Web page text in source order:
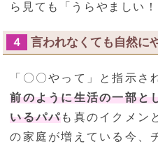
ら見ても「うらやましい
４ 言われなくても自然に
「〇〇やって」と指示さ
前のように生活の一部と
いるパパも真のイクメン
の家庭が増えている今、